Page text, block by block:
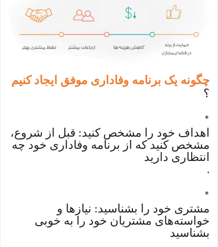
چگونه یک برنامه وفاداری موفق ایجاد کنیم
؟
*
اهداف خود را مشخص کنید: قبل از شروع،
مشخص کنید که از برنامه وفاداری خود چه
انتظاری دارید
.
*
مشتری خود را بشناسید: نیازها و
خواسته‌های مشتریان خود را به خوبی
بشناسید